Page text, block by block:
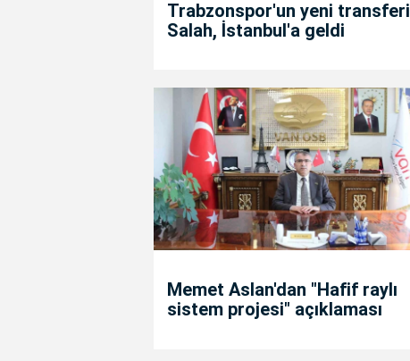
Trabzonspor'un yeni transferi
Salah, İstanbul'a geldi
Memet Aslan'dan "Hafif raylı
sistem projesi" açıklaması